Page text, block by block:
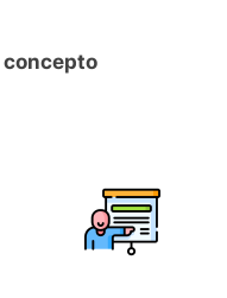
concepto